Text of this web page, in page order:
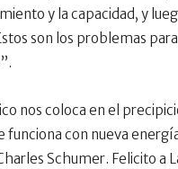
y la capacidad, y
son los problemas
nos coloca en el
funciona con nueva
Schumer. Felicito a